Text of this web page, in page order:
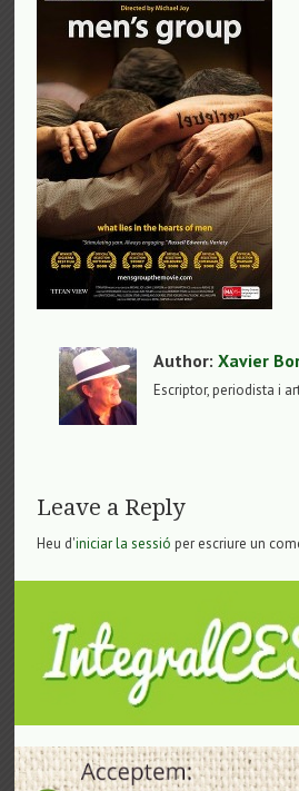
Author:Xavier
Escriptor, periodista i
Leave a Reply
Heu d'iniciar la sessió per escriure un